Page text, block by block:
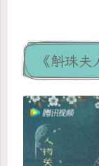
《斛珠